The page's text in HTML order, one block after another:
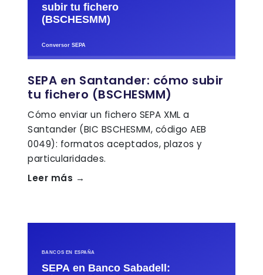
SEPA en Santander: cómo subir
tu fichero (BSCHESMM)
Cómo enviar un fichero SEPA XML a
Santander (BIC BSCHESMM, código AEB
0049): formatos aceptados, plazos y
particularidades.
Leer más →